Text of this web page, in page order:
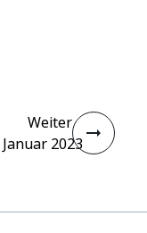
Weiter
Januar 2023